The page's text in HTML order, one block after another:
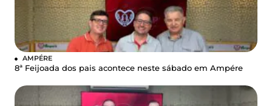
AMPÉRE
8ª Feijoada dos pais acontece neste sábado em Ampére